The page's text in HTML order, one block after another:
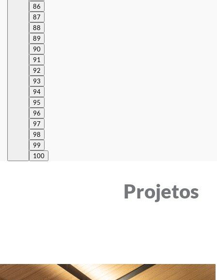
86
87
88
89
90
91
92
93
94
95
96
97
98
99
100
Projetos